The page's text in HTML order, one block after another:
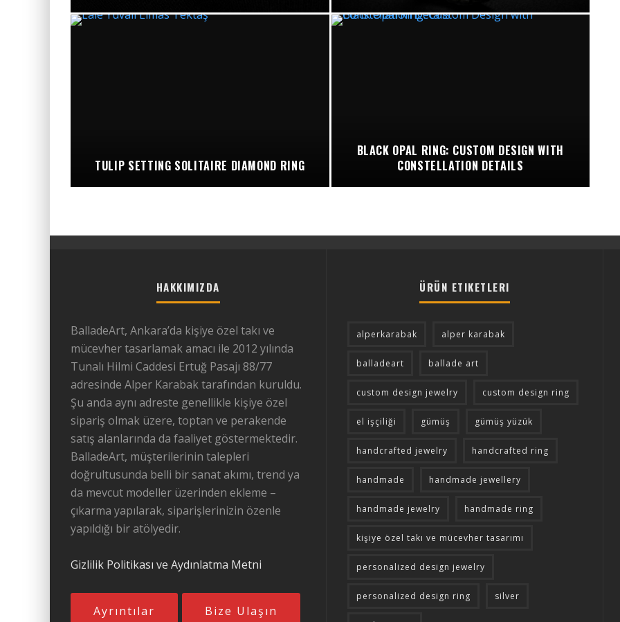
TULIP SETTING SOLITAIRE DIAMOND RING
BLACK OPAL RING: CUSTOM DESIGN WITH
CONSTELLATION DETAILS
HAKKIMIZDA
BalladeArt, Ankara’da kişiye özel takı ve
mücevher tasarlamak amacı ile 2012 yılında
Tunalı Hilmi Caddesi Ertuğ Pasajı 88/77
adresinde Alper Karabak tarafından kuruldu.
Şu anda aynı adreste genellikle kişiye özel
sipariş olmak üzere, toptan ve perakende
satış alanlarında da faaliyet göstermektedir.
BalladeArt, müşterilerinin talepleri
doğrultusunda belli bir sanat akımı, trend ya
da mevcut modeller üzerinden ekleme –
çıkarma yapılarak, siparişlerinizin özenle
yapıldığı bir atölyedir.
Gizlilik Politikası ve Aydınlatma Metni
Ayrıntılar Bize Ulaşın
ÜRÜN ETIKETLERI
alperkarabak alper karabak
balladeart ballade art
custom design jewelry custom design ring
el işçiliği gümüş gümüş yüzük
handcrafted jewelry handcrafted ring
handmade handmade jewellery
handmade jewelry handmade ring
kişiye özel takı ve mücevher tasarımı
personalized design jewelry
personalized design ring silver